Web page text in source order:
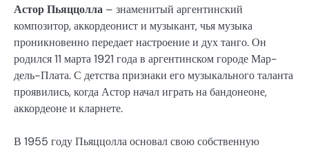
Астор Пьяццолла – знаменитый аргентинский
композитор, аккордеонист и музыкант, чья музыка
проникновенно передает настроение и дух танго. Он
родился 11 марта 1921 года в аргентинском городе Мар-
дель-Плата. С детства признаки его музыкального таланта
проявились, когда Астор начал играть на бандонеоне,
аккордеоне и кларнете.
В 1955 году Пьяццолла основал свою собственную